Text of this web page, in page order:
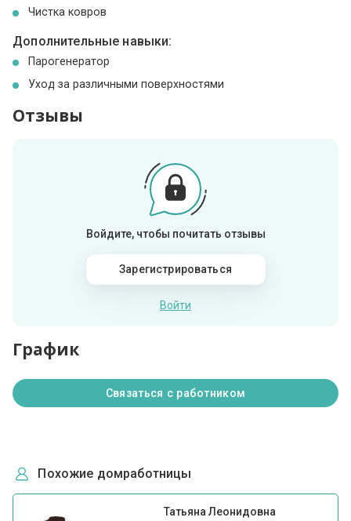
Чистка ковров
Дополнительные навыки:
Парогенератор
Уход за различными поверхностями
Отзывы
Войдите, чтобы почитать отзывы
Зарегистрироваться
Войти
График
Связаться с работником
Похожие домработницы
Татьяна Леонидовна